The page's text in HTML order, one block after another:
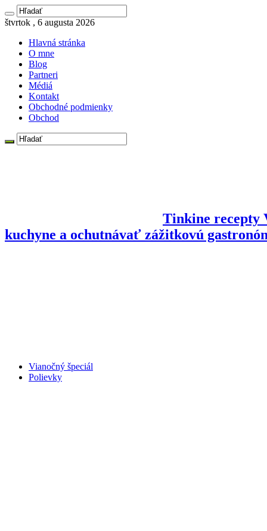
štvrtok , 6 augusta 2026
Hlavná stránka
O mne
Blog
Partneri
Médiá
Kontakt
Obchodné podmienky
Obchod
Tinkine recepty
kuchyne a ochutnávať zážitkovú
Vianočný špeciál
Polievky